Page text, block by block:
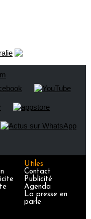
Utiles
Contact
Publicité
Agenda
La presse en
parle